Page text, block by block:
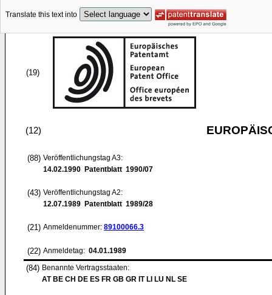
Translate this text into
(19)
(12)
(88) Veröffentlichungstag A3:
14.02.1990 Patentblatt 1990/07
(43) Veröffentlichungstag A2:
12.07.1989 Patentblatt 1989/28
(21) Anmeldenummer: 89100066.3
(22) Anmeldetag: 04.01.1989
(84) Benannte Vertragsstaaten:
AT BE CH DE ES FR GB GR IT LI LU NL SE